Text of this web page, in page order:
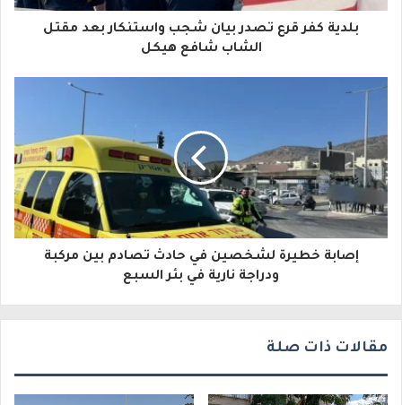
ا
إ
ك
ت
ر
و
بلدية كفر قرع تصدر بيان شجب واستنكار بعد مقتل
الشاب شافع هيكل
إصابة خطيرة لشخصين في حادث تصادم بين مركبة
ودراجة نارية في بئر السبع
مقالات ذات صلة